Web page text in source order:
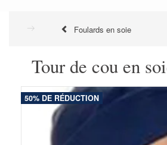
Foulards en soie
Tour de cou en
50% DE RÉDUCTION